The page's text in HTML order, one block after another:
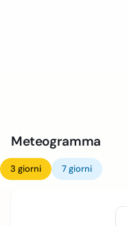
Meteogramma
3 giorni 7 giorni